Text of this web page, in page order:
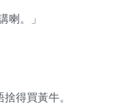
喇。」
得買黃牛。